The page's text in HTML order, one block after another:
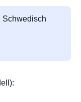
Schwedisch